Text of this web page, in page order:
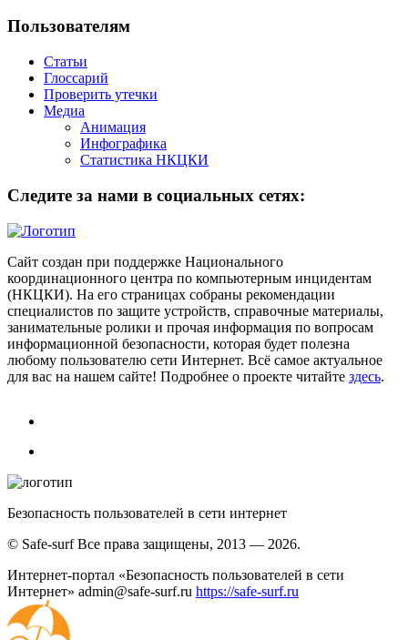
Пользователям
Статьи
Глоссарий
Проверить утечки
Медиа
Анимация
Инфографика
Статистика НКЦКИ
Следите за нами в социальных сетях:
Сайт создан при поддержке Национального
координационного центра по компьютерным инцидентам
(НКЦКИ). На его страницах собраны рекомендации
специалистов по защите устройств, справочные материалы,
занимательные ролики и прочая информация по вопросам
информационной безопасности, которая будет полезна
любому пользователю сети Интернет. Всё самое актуальное
для вас на нашем сайте! Подробнее о проекте читайте здесь.
Безопасность пользователей в сети интернет
© Safe-surf Все права защищены, 2013 — 2026.
Интернет-портал «Безопасность пользователей в сети
Интернет» admin@safe-surf.ru https://safe-surf.ru